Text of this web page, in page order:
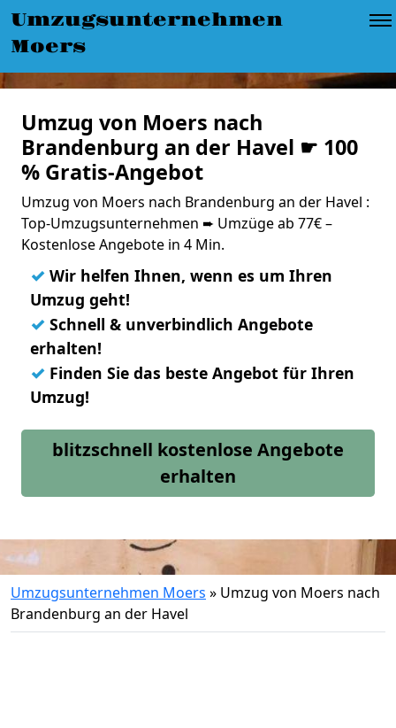
Umzugsunternehmen
Moers
Umzug von Moers nach
Brandenburg an der Havel ☛ 100
% Gratis-Angebot
Umzug von Moers nach Brandenburg an der Havel :
Top-Umzugsunternehmen ➨ Umzüge ab 77€ –
Kostenlose Angebote in 4 Min.
✓ Wir helfen Ihnen, wenn es um Ihren
Umzug geht!
✓ Schnell & unverbindlich Angebote
erhalten!
✓ Finden Sie das beste Angebot für Ihren
Umzug!
blitzschnell kostenlose Angebote
erhalten
Umzugsunternehmen Moers » Umzug von Moers nach
Brandenburg an der Havel